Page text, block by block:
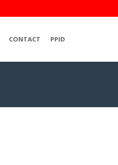
CONTACT PPID